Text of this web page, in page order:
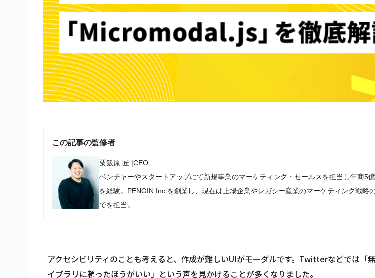
この記事の監修者
粟飯原 匠 |CEO
ベンチャーやスタートアップにて新規事業のマーケティング・セールスを担当し年商5
を経験。PENGIN Inc.を創業し、現在は上場企業やレガシー産業のマーケティング戦略
でを担当。
アクセシビリティのことも考えると、作成が難しいUIがモーダルです。Twitterなどでは「
イブラリに頼ったほうがいい 」という声を見かけることが多くなりました。